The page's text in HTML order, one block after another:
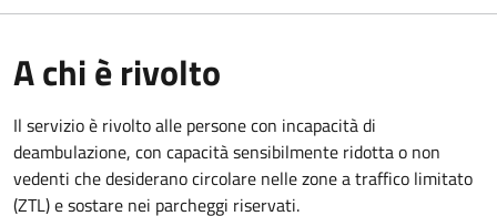
A chi è rivolto
Il servizio è rivolto alle persone con incapacità di
deambulazione, con capacità sensibilmente ridotta o non
vedenti che desiderano circolare nelle zone a traffico limitato
(ZTL) e sostare nei parcheggi riservati.